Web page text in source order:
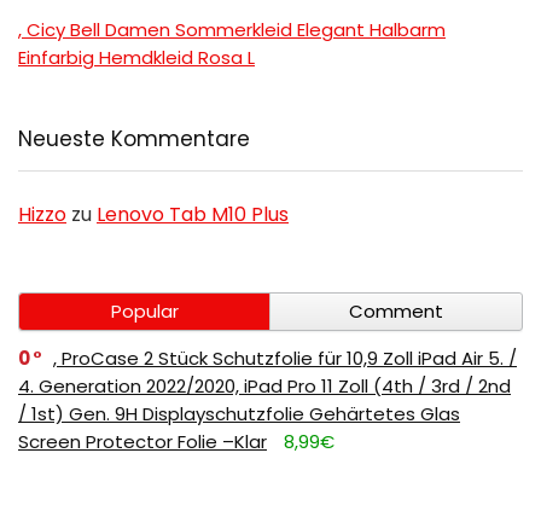
, Cicy Bell Damen Sommerkleid Elegant Halbarm
Einfarbig Hemdkleid Rosa L
Neueste Kommentare
Hizzo zu Lenovo Tab M10 Plus
Popular
Comment
0
, ProCase 2 Stück Schutzfolie für 10,9 Zoll iPad Air 5. /
4. Generation 2022/2020, iPad Pro 11 Zoll (4th / 3rd / 2nd
/ 1st) Gen. 9H Displayschutzfolie Gehärtetes Glas
Screen Protector Folie –Klar
8,99€